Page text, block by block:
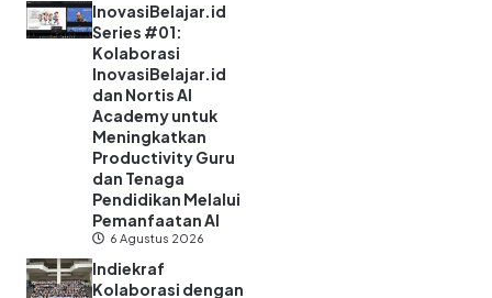
InovasiBelajar.id
Series #01:
Kolaborasi
InovasiBelajar.id
dan Nortis AI
Academy untuk
Meningkatkan
Productivity Guru
dan Tenaga
Pendidikan Melalui
Pemanfaatan AI
6 Agustus 2026
Indiekraf
Kolaborasi dengan